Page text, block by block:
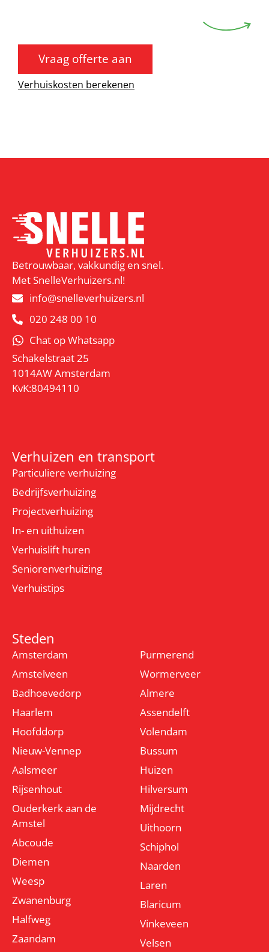
Vraag offerte aan
Verhuiskosten berekenen
Betrouwbaar, vakkundig en snel.
Met SnelleVerhuizers.nl!
info@snelleverhuizers.nl
020 248 00 10
Chat op Whatsapp
Schakelstraat 25
1014AW Amsterdam
KvK:80494110
Verhuizen en transport
Particuliere verhuizing
Bedrijfsverhuizing
Projectverhuizing
In- en uithuizen
Verhuislift huren
Seniorenverhuizing
Verhuistips
Steden
Amsterdam
Amstelveen
Badhoevedorp
Haarlem
Hoofddorp
Nieuw-Vennep
Aalsmeer
Rijsenhout
Ouderkerk aan de
Amstel
Abcoude
Diemen
Weesp
Zwanenburg
Halfweg
Zaandam
Purmerend
Wormerveer
Almere
Assendelft
Volendam
Bussum
Huizen
Hilversum
Mijdrecht
Uithoorn
Schiphol
Naarden
Laren
Blaricum
Vinkeveen
Velsen